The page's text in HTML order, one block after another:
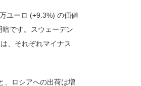
ユーロ (+9.3%) の価値
です。スウェーデン
、それぞれマイナス
、ロシアへの出荷は増